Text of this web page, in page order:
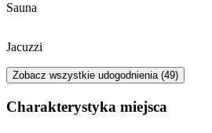
Sauna
Jacuzzi
Zobacz wszystkie udogodnienia (49)
Charakterystyka miejsca